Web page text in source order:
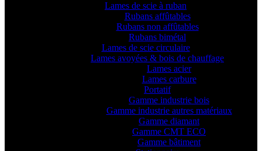
Lames de scie à ruban
Rubans affûtables
Rubans non affûtables
Rubans bimétal
Lames de scie circulaire
Lames avoyées & bois de chauffage
Lames acier
Lames carbure
Portatif
Gamme industrie bois
Gamme industrie autres matériaux
Gamme diamant
Gamme CMT ECO
Gamme bâtiment